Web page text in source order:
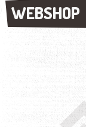
WEBSHOP
WEBSHOP